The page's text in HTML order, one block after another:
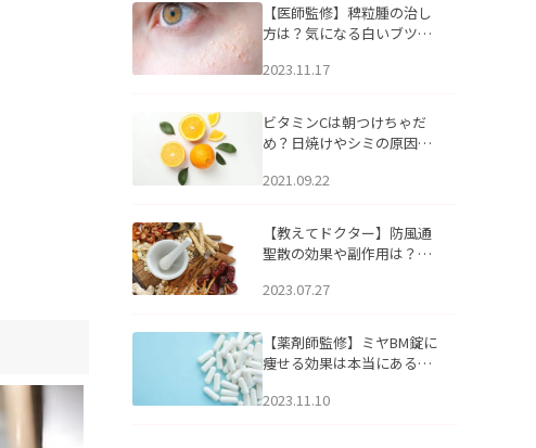
【医師監修】稗粒腫の治し
方は？気になる白いブツブ
アについて
2023.11.17
ビタミンCは朝つけちゃだ
め？日焼けやシミの原因に
2021.09.22
【教えてドクター】防風通
聖散の効果や副作用は？長
2023.07.27
【薬剤師監修】ミヤBM錠に
痩せる効果は本当にある
2023.11.10